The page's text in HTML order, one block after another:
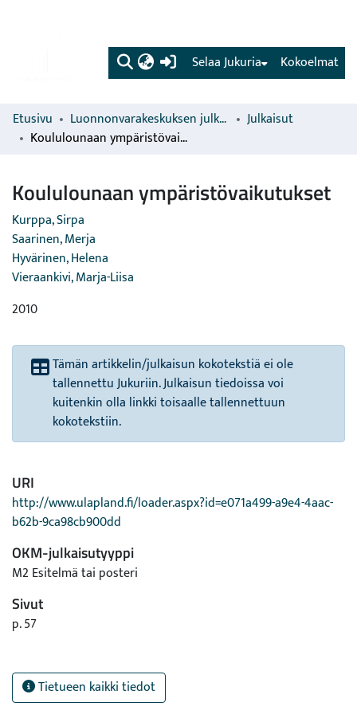
(current) Kokoelmat
Selaa Jukuria
Etusivu Luonnonvarakeskuksen julkaisut
Julkaisut
Koululounaan ympäristövaikutukset
Koululounaan ympäristövaikutukset
Kurppa, Sirpa
Saarinen, Merja
Hyvärinen, Helena
Vieraankivi, Marja-Liisa
2010
Tämän artikkelin/julkaisun kokotekstiä ei ole
tallennettu Jukuriin. Julkaisun tiedoissa voi
kuitenkin olla linkki toisaalle tallennettuun
kokotekstiin.
URI
http://www.ulapland.fi/loader.aspx?id=e071a499-a9e4-4aac-
b62b-9ca98cb900dd
OKM-julkaisutyyppi
M2 Esitelmä tai posteri
Sivut
p. 57
Tietueen kaikki tiedot